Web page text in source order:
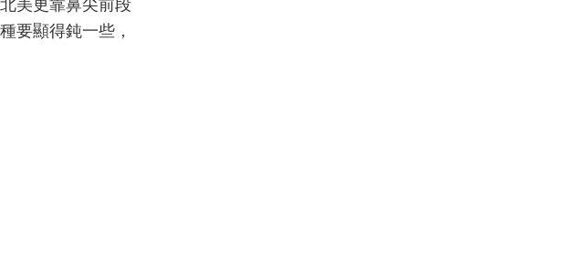
美更靠鼻尖前段
要顯得鈍一些，